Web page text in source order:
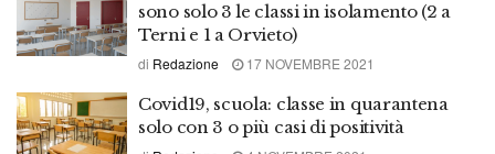
sono solo 3 le classi in isolamento (2 a
Terni e 1 a Orvieto)
di Redazione 17 NOVEMBRE 2021
Covid19, scuola: classe in quarantena
solo con 3 o più casi di positività